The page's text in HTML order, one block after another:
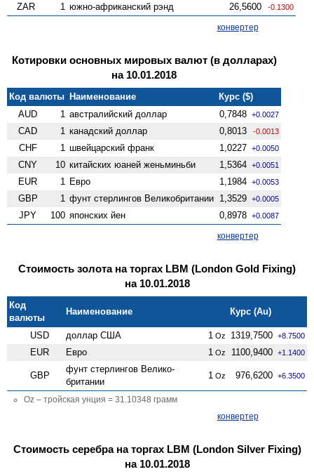
ZAR 1 южно-африканский рэнд 26,5600 -0.1300
конвертер
Котировки основных мировых валют (в долларах)
на 10.01.2018
Код валюты Наименование
Курс ($)
AUD
1 австралийский доллар 0,7848 +0.0027
CAD 1 канадский доллар 0,8013 -0.0013
CHF 1 швейцарский франк 1,0227 +0.0050
CNY 10 китайских юаней женьминьби 1,5364 +0.0051
EUR 1 Евро 1,1984 +0.0053
GBP 1 фунт стерлингов Велико­британии 1,3529 +0.0005
JPY 100 японских йен 0,8978 +0.0087
конвертер
Стоимость золота на торгах LBM (London Gold Fixing)
на 10.01.2018
Код
валюты
Наименование Курс (Au)
USD доллар США 1 Oz 1319,7500 +8.7500
EUR Евро 1 Oz 1100,9400 +1.1400
GBP
фунт стерлингов Велико­
британии
1 Oz 976,6200 +6.3500
Oz – тройская унция = 31.10348 грамм
конвертер
Стоимость серебра на торгах LBM (London Silver Fixing)
на 10.01.2018